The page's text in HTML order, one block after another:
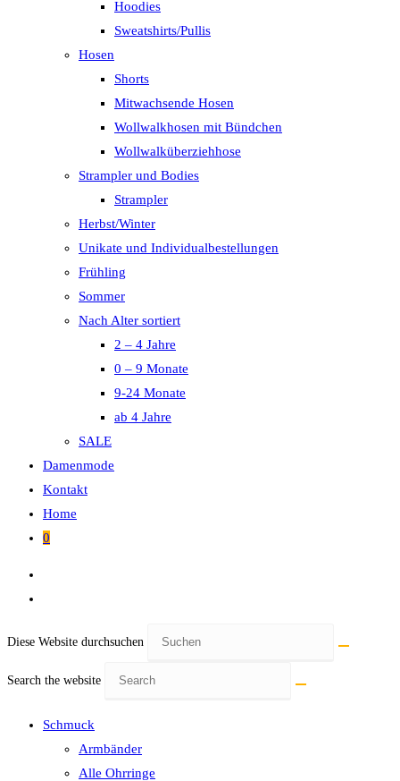
Hoodies
Sweatshirts/Pullis
Hosen
Shorts
Mitwachsende Hosen
Wollwalkhosen mit Bündchen
Wollwalküberziehhose
Strampler und Bodies
Strampler
Herbst/Winter
Unikate und Individualbestellungen
Frühling
Sommer
Nach Alter sortiert
2 – 4 Jahre
0 – 9 Monate
9-24 Monate
ab 4 Jahre
SALE
Damenmode
Kontakt
Home
0
Diese Website durchsuchen
Search the website
Schmuck
Armbänder
Alle Ohrringe